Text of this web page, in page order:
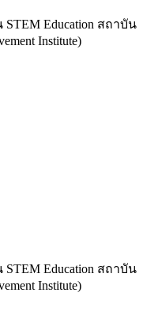
Education สถาบัน
Institute)
Education สถาบัน
Institute)